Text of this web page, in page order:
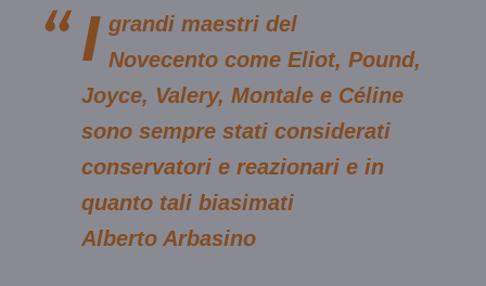
I grandi maestri del
Novecento come Eliot, Pound,
Joyce, Valery, Montale e Céline
sono sempre stati considerati
conservatori e reazionari e in
quanto tali biasimati
Alberto Arbasino